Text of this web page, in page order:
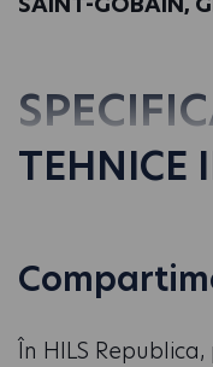
TEHNICE
În HILS